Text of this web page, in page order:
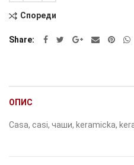
Alternative:
Спореди
Share
ОПИС
Casa, casi, чаши, keramicka,